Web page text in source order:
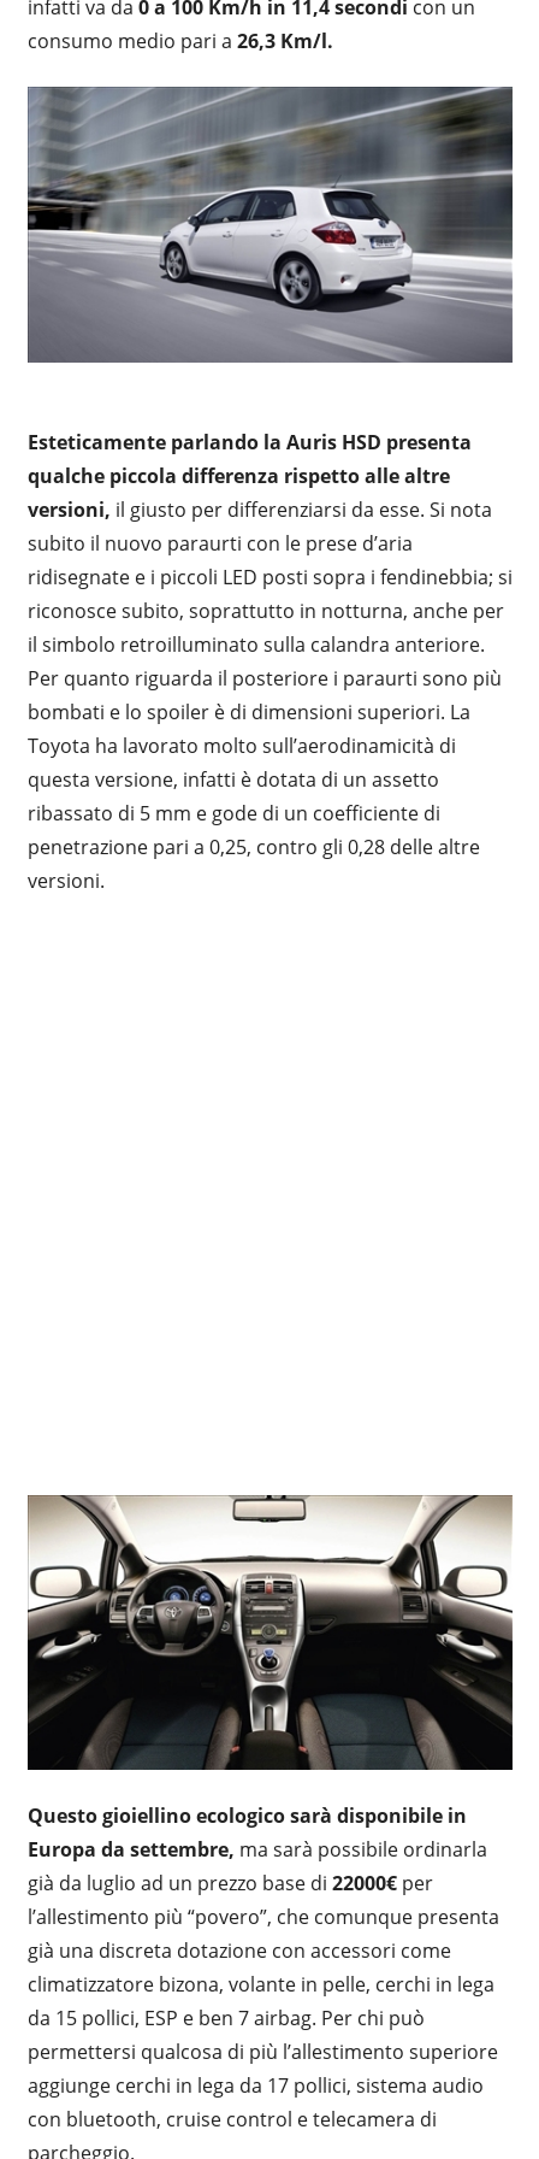
infatti va da 0 a 100 Km/h in 11,4 secondi con un
consumo medio pari a 26,3 Km/l.
Esteticamente parlando la Auris HSD presenta
qualche piccola differenza rispetto alle altre
versioni, il giusto per differenziarsi da esse. Si nota
subito il nuovo paraurti con le prese d’aria
ridisegnate e i piccoli LED posti sopra i fendinebbia; si
riconosce subito, soprattutto in notturna, anche per
il simbolo retroilluminato sulla calandra anteriore.
Per quanto riguarda il posteriore i paraurti sono più
bombati e lo spoiler è di dimensioni superiori. La
Toyota ha lavorato molto sull’aerodinamicità di
questa versione, infatti è dotata di un assetto
ribassato di 5 mm e gode di un coefficiente di
penetrazione pari a 0,25, contro gli 0,28 delle altre
versioni.
Questo gioiellino ecologico sarà disponibile in
Europa da settembre, ma sarà possibile ordinarla
già da luglio ad un prezzo base di 22000€per
l’allestimento più “povero”, che comunque presenta
già una discreta dotazione con accessori come
climatizzatore bizona, volante in pelle, cerchi in lega
da 15 pollici, ESP e ben 7 airbag. Per chi può
permettersi qualcosa di più l’allestimento superiore
aggiunge cerchi in lega da 17 pollici, sistema audio
con bluetooth, cruise control e telecamera di
parcheggio.